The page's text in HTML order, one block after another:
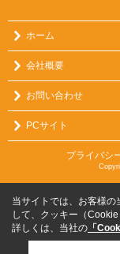
ホーム
会社概要
お問い合わせ
PCサイト
プライバシ
当サイトでは、お客様の
して、クッキー（Cookie
詳しくは、当社の 「